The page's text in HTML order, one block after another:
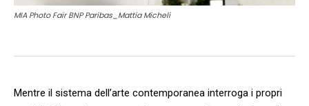
MIA Photo Fair BNP Paribas_Mattia Micheli
Mentre il sistema dell’arte contemporanea interroga i propri